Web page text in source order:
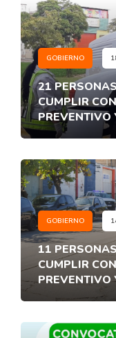
GOBIERNO
21
CUMPLIR
PREVENTIVO
GOBIERNO
11
CUMPLIR
PREVENTIVO